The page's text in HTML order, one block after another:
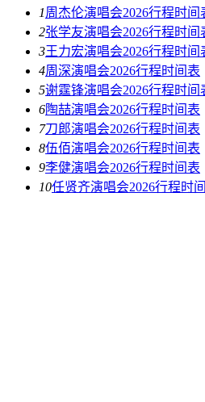
1周杰伦演唱会2026行程时间
2张学友演唱会2026行程时间
3王力宏演唱会2026行程时间
4周深演唱会2026行程时间表
5谢霆锋演唱会2026行程时间
6陶喆演唱会2026行程时间表
7刀郎演唱会2026行程时间表
8伍佰演唱会2026行程时间表
9李健演唱会2026行程时间表
10任贤齐演唱会2026行程时